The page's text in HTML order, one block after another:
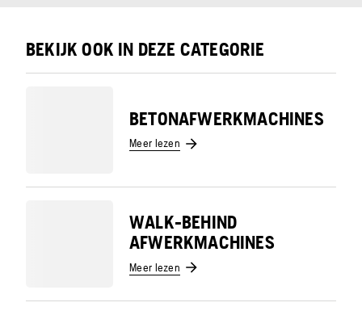
BEKIJK OOK IN DEZE CATEGORIE
BETONAFWERKMACHINES
Meer lezen
WALK-BEHIND
AFWERKMACHINES
Meer lezen